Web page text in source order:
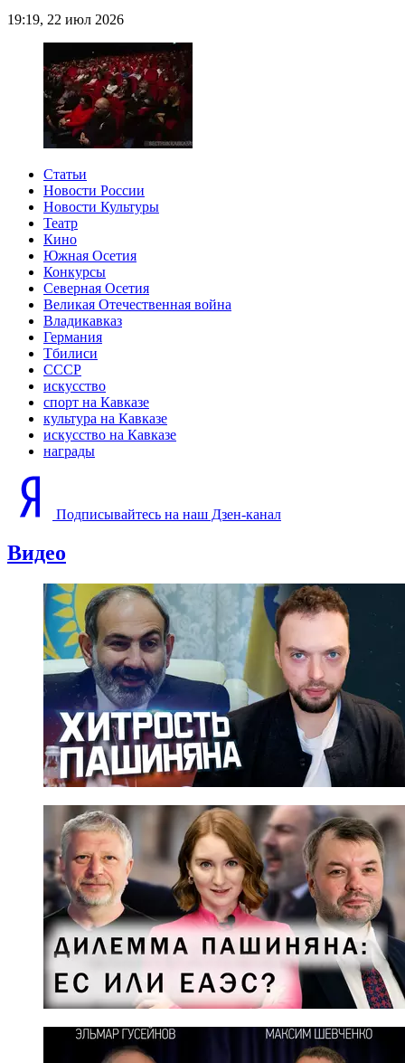
19:19, 22 июл 2026
Статьи
Новости России
Новости Культуры
Театр
Кино
Южная Осетия
Конкурсы
Северная Осетия
Великая Отечественная война
Владикавказ
Германия
Тбилиси
СССР
искусство
спорт на Кавказе
культура на Кавказе
искусство на Кавказе
награды
Подписывайтесь на наш Дзен-канал
Видео